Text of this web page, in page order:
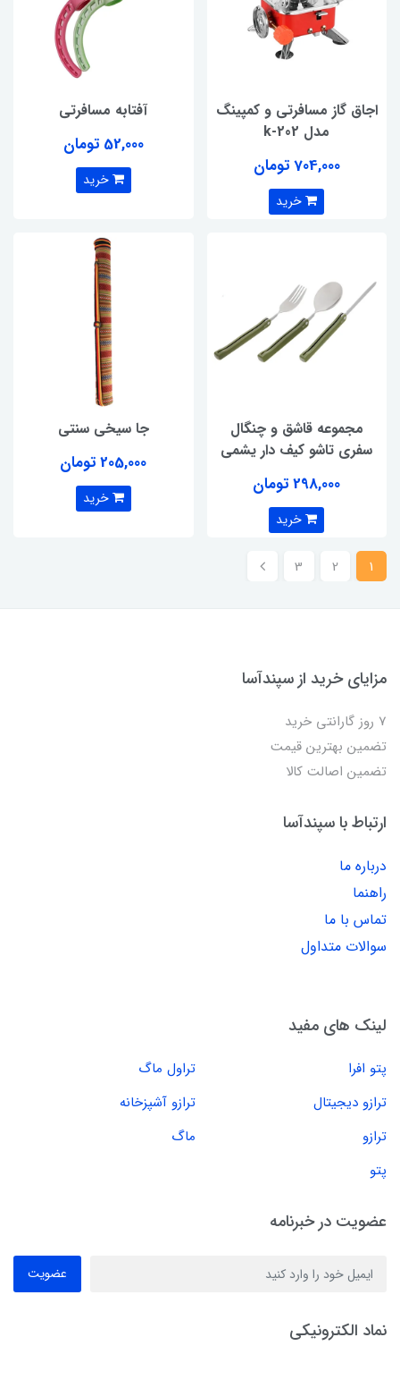
اجاق گاز مسافرتی و کمپینگ
مدل k-202
704,000 تومان
خرید
آفتابه مسافرتی
52,000 تومان
خرید
مجموعه قاشق و چنگال
سفری تاشو کیف دار یشمی
298,000 تومان
خرید
جا سیخی سنتی
205,000 تومان
خرید
1
2
3
مزایای خرید از سپندآسا
7 روز گارانتی خرید
تضمین بهترین قیمت
تضمین اصالت کالا
ارتباط با سپندآسا
درباره ما
راهنما
تماس با ما
سوالات متداول
لینک های مفید
پتو افرا
تراول ماگ
ترازو دیجیتال
ترازو آشپزخانه
ترازو
ماگ
پتو
عضویت در خبرنامه
عضویت
نماد الکترونیکی